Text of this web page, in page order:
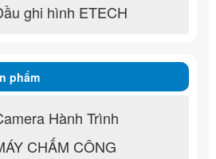
ghi hình ETECH
phẩm
Hành Trình
CHẤM CÔNG